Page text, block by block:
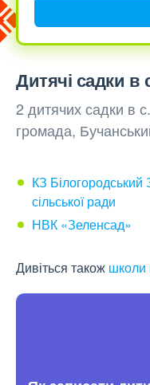
Дитячі садки в
2 дитячих садки в
громада,
КЗ Білогородський
сільської ради
НВК «Зеленсад»
Дивіться також школи